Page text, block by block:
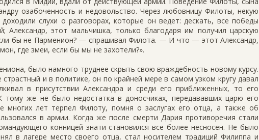
озабоченность и недовольство. Через любовницу Филоты, некую
слухи о разговорах, которые он ведет: дескать, все победы
этот мальчишка, только благодаря им получил царскую
бы не Парменион? — спрашивал Филота. — И что — этот Александр,
где змеи, если бы мы не захотели?».
было намного труднее скрыть свою враждебность новому курсу.
и в политике, он по крайней мере в самом узком кругу давал
в присутствии Александра и среди его приближенных, то его
тому же не было недостатка в доносчиках, передававших царю его
многих лет терпел Филоту, помня о заслугах его отца, а также об
в армии. Когда же после смерти Дария противоречия стали
конницей знати становился все более несносен. Не было
в лагере место своего отца, стал носителем традиций Филиппа и